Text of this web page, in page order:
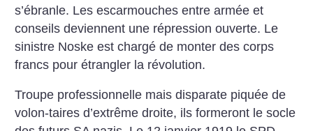
s’ébranle. Les escarmouches entre armée et
conseils deviennent une répression ouverte. Le
sinistre Noske est chargé de monter des corps
francs pour étrangler la révolution.
Troupe professionnelle mais disparate piquée de
volon-taires d’extrême droite, ils formeront le socle